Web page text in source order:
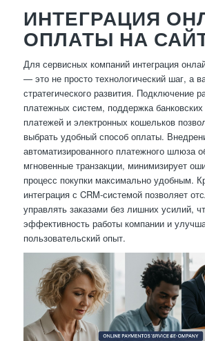
ИНТЕГРАЦИЯ
ОПЛАТЫ НА
Для сервисных компаний интеграция
— это не просто технологический шаг, а
стратегического развития. Подключение
платежных систем, поддержка
платежей и электронных кошельков
выбрать удобный способ оплаты.
автоматизированного платежного шлюза
мгновенные транзакции, минимизирует
процесс покупки максимально удобным.
интеграция с CRM-системой позволяет
управлять заказами без лишних усилий,
эффективность работы компании и
пользовательский опыт.